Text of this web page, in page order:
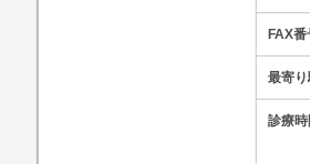
FAX番
最寄り
診療時